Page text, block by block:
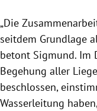
„Die
seitdem Grundlage
betont Sigmund. Im
Begehung aller
beschlossen,
Wasserleitung